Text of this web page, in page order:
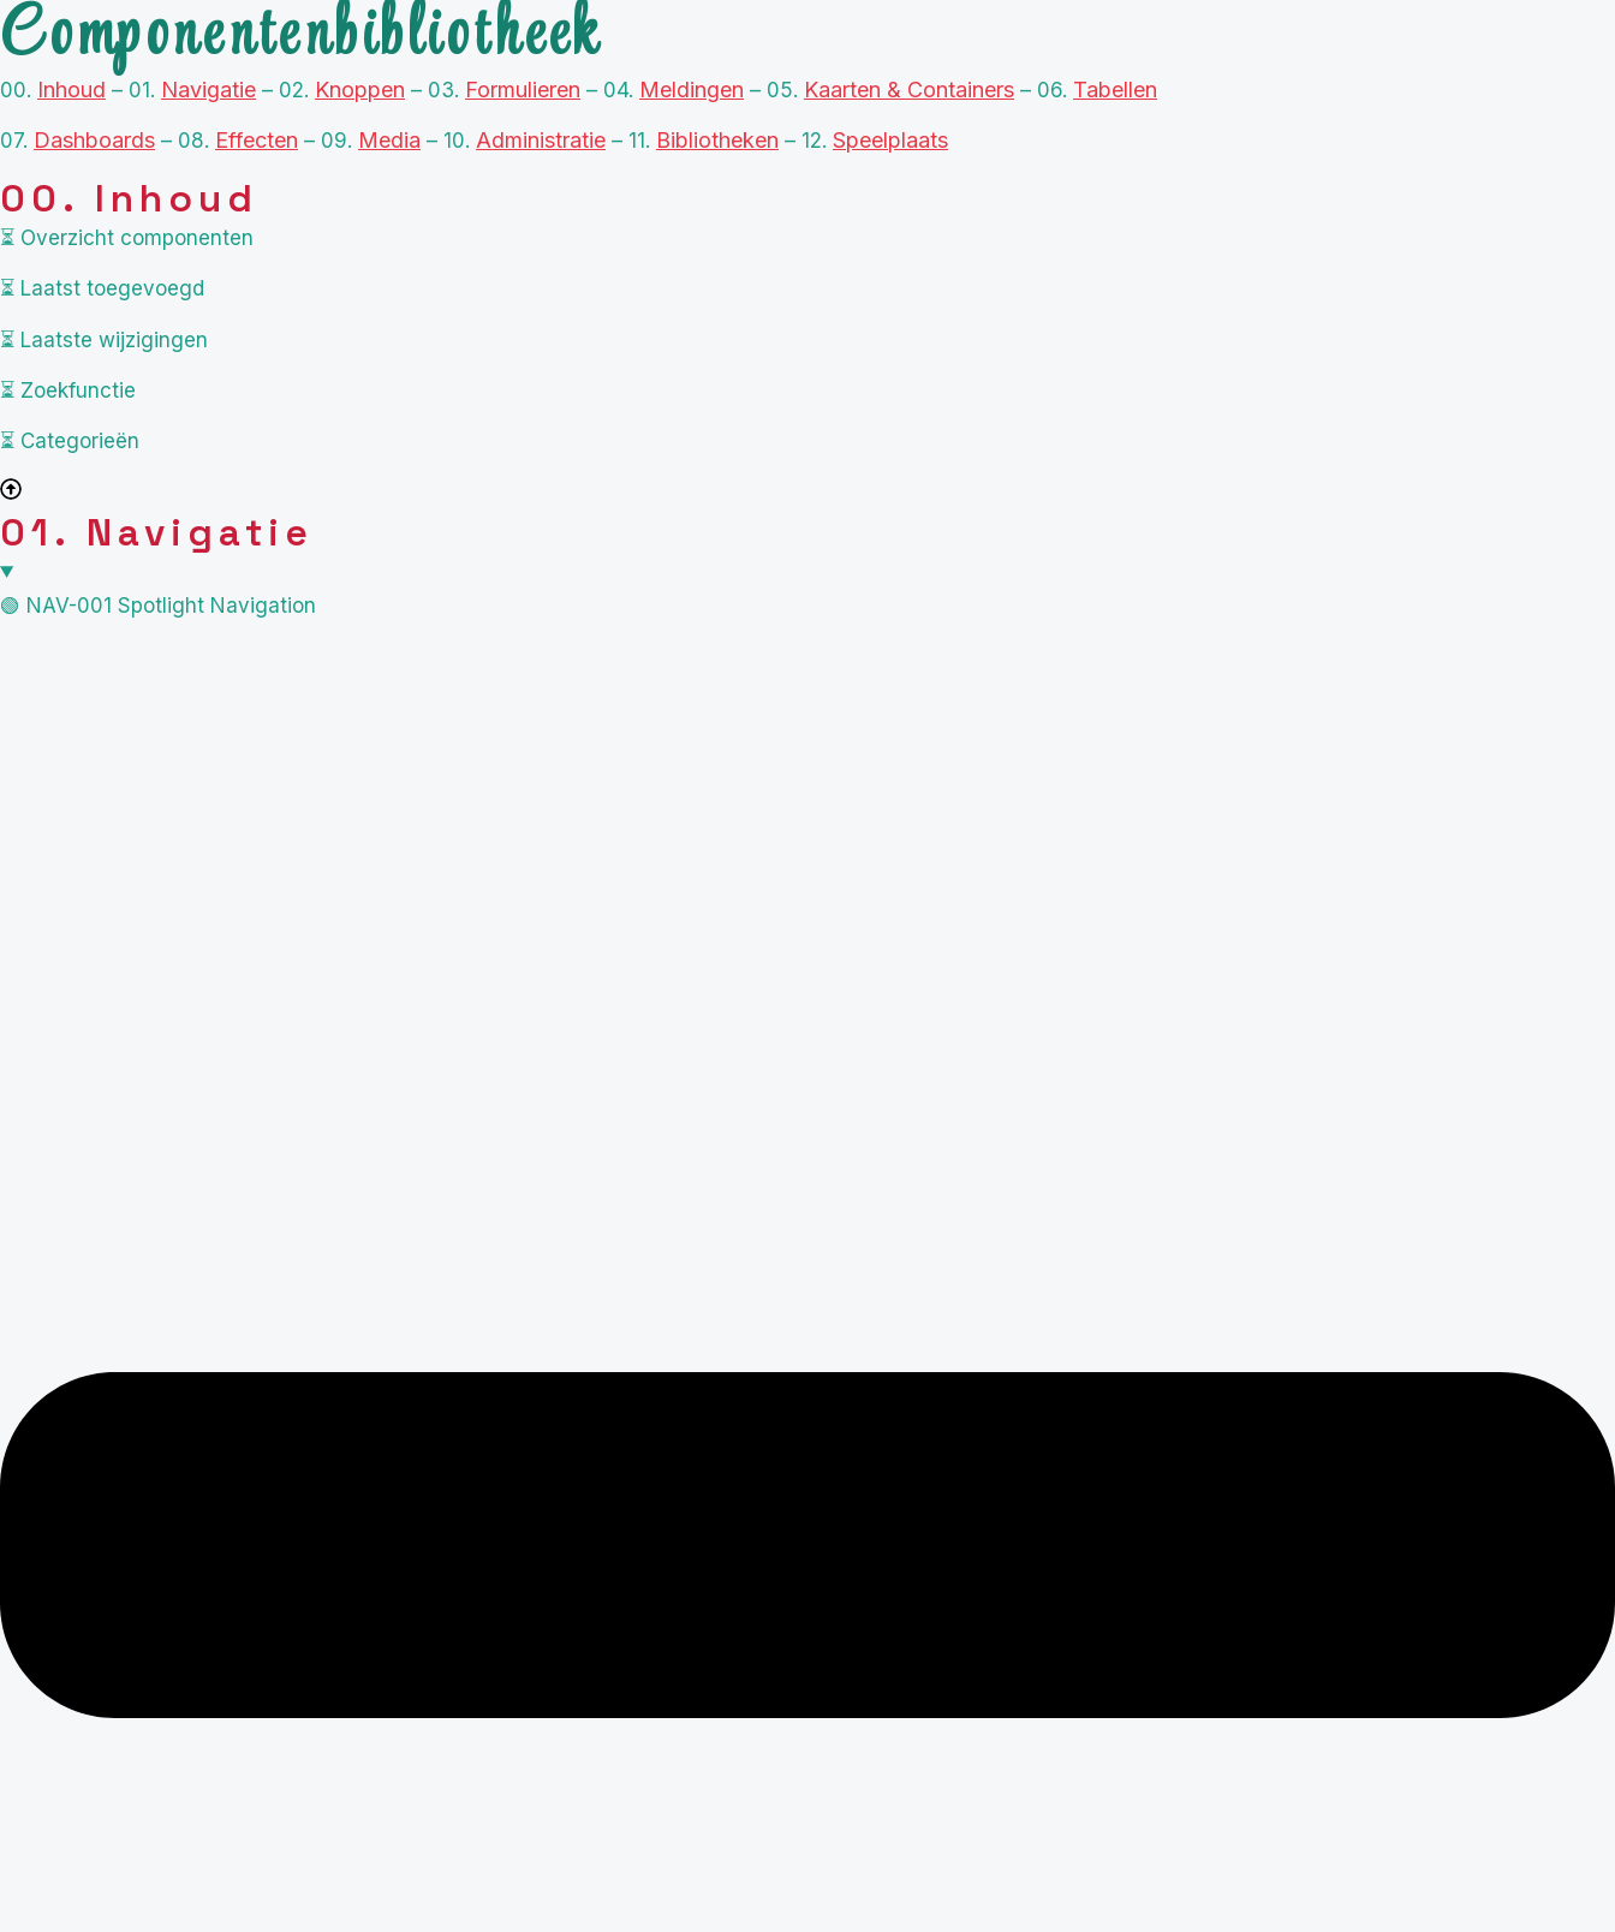
Componentenbibliotheek
00. Inhoud – 01. Navigatie – 02. Knoppen – 03. Formulieren – 04. Meldingen – 05. Kaarten & Containers – 06. Tabellen
07. Dashboards – 08. Effecten – 09. Media – 10. Administratie – 11. Bibliotheken – 12. Speelplaats
00. Inhoud
⏳ Overzicht componenten
⏳ Laatst toegevoegd
⏳ Laatste wijzigingen
⏳ Zoekfunctie
⏳ Categorieën
01. Navigatie
🟢 NAV-001 Spotlight Navigation